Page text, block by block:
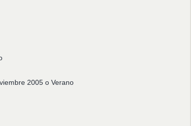
2005 o Verano